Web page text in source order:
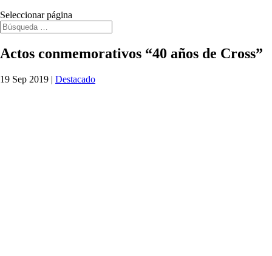
Seleccionar página
Actos conmemorativos “40 años de Cross”
19 Sep 2019 | Destacado